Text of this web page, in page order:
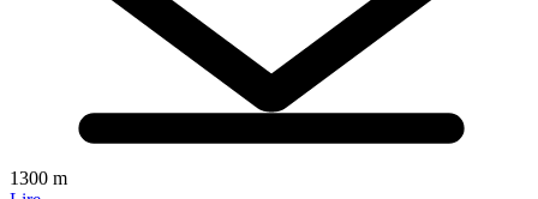
1300 m